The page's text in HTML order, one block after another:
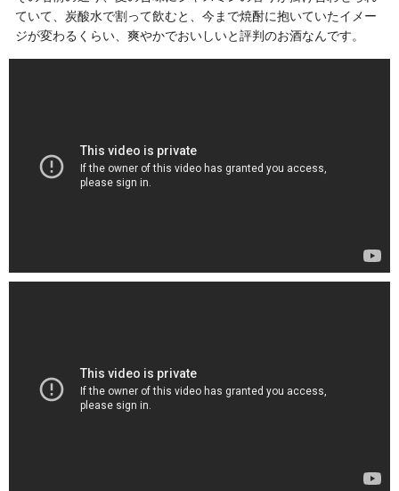
ていて、炭酸水で割って飲むと、今まで焼酎に抱いていたイメー
ジが変わるくらい、爽やかでおいしいと評判のお酒なんです。